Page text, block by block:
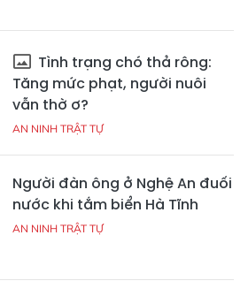
Tình trạng chó thả rông:
Tăng mức phạt, người nuôi
vẫn thờ ơ?
AN NINH TRẬT TỰ
Người đàn ông ở Nghệ An đuối
nước khi tắm biển Hà Tĩnh
AN NINH TRẬT TỰ